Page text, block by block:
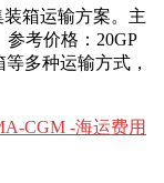
箱运输方案。主
考价格：20GP
多种运输方式，